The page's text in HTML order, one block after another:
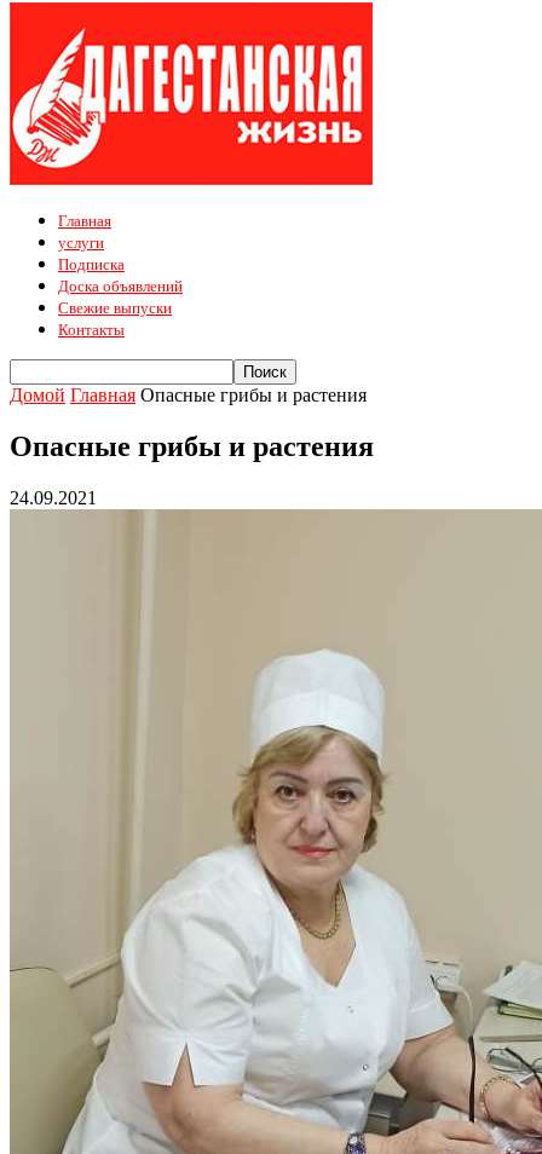
Главная
услуги
Подписка
Доска объявлений
Свежие выпуски
Контакты
Домой Главная Опасные грибы и растения
Опасные грибы и растения
24.09.2021